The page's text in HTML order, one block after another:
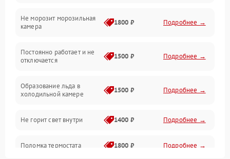
Дренаж
Не морозит морозильная
камера
1800 ₽ Подробнее →
Постоянно работает и не
отключается
1500 ₽ Подробнее →
Образование льда в
холодильной камере
1500 ₽ Подробнее →
Не горит свет внутри 1400 ₽ Подробнее →
Поломка термостата 1800 ₽ Подробнее →